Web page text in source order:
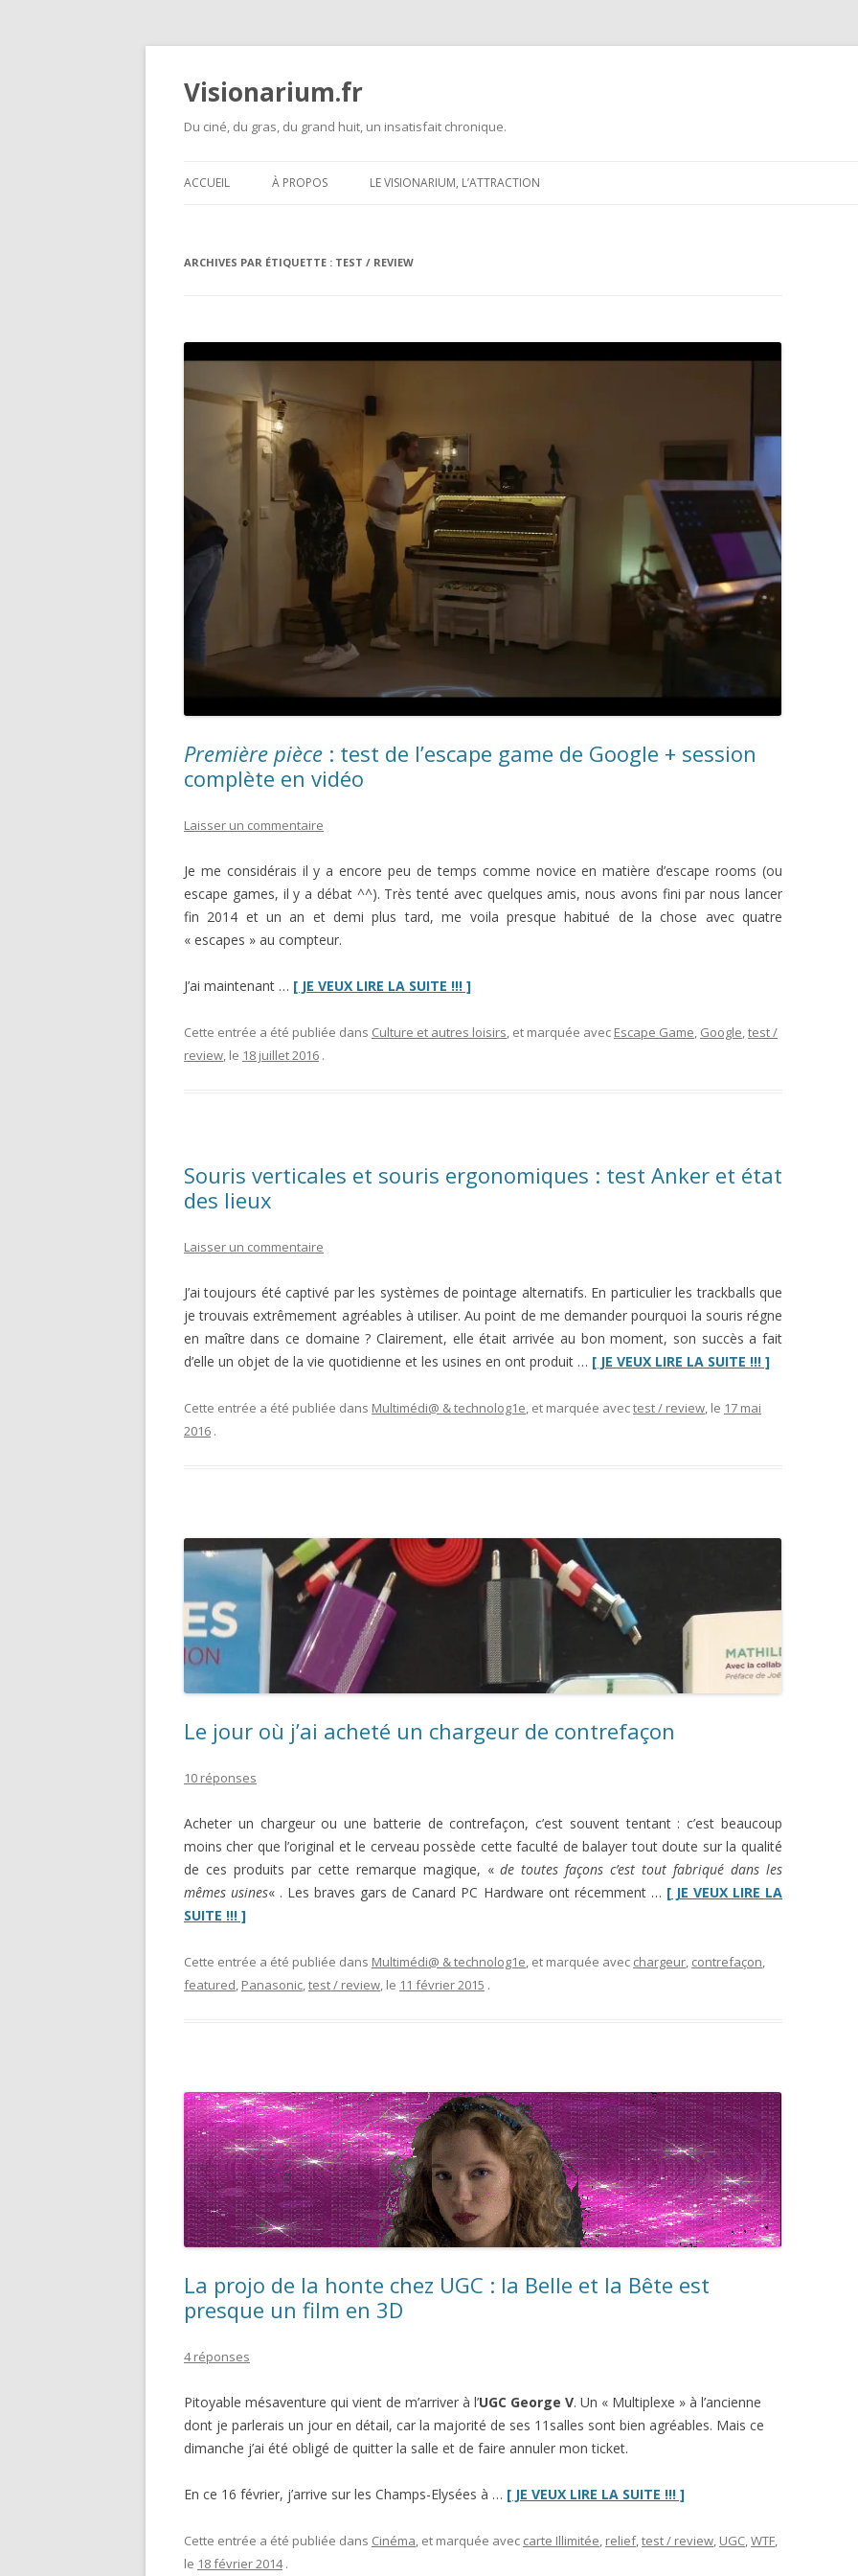
Visionarium.fr
Du ciné, du gras, du grand huit, un insatisfait chronique.
ACCUEIL À PROPOS LE VISIONARIUM, L’ATTRACTION
ARCHIVES PAR ÉTIQUETTE : TEST / REVIEW
Première pièce : test de l’escape game de Google + session
complète en vidéo
Laisser un commentaire
Je me considérais il y a encore peu de temps comme novice en matière d’escape rooms (ou
escape games, il y a débat ^^). Très tenté avec quelques amis, nous avons fini par nous lancer
fin 2014 et un an et demi plus tard, me voila presque habitué de la chose avec quatre
« escapes » au compteur.
J’ai maintenant … [ JE VEUX LIRE LA SUITE !!! ]“
Google
+
vidéo”
Cette entrée a été publiée dans Culture et autres loisirs, et marquée avec Escape Game, Google,test /
review, le 18 juillet 2016 .
Souris verticales et souris ergonomiques : test Anker et état
des lieux
Laisser un commentaire
J’ai toujours été captivé par les systèmes de pointage alternatifs. En particulier les trackballs que
je trouvais extrêmement agréables à utiliser. Au point de me demander pourquoi la souris régne
en maître dans ce domaine ? Clairement, elle était arrivée au bon moment, son succès a fait
d’elle un objet de la vie quotidienne et les usines en ont produit … [ JE VEUX LIRE LA SUITE !!! ]“Souris
et
lieux”
Cette entrée a été publiée dans Multimédi@ & technolog1e, et marquée avectest / review, le 17 mai
2016 .
Le jour où j’ai acheté un chargeur de contrefaçon
10 réponses
Acheter un chargeur ou une batterie de contrefaçon, c’est souvent tentant : c’est beaucoup
moins cher que l’original et le cerveau possède cette faculté de balayer tout doute sur la qualité
de ces produits par cette remarque magique, «de toutes façons c’est tout fabriqué dans les
mêmes usines« . Les braves gars de Canard PC Hardware ont récemment … [ JE VEUX LIRE LA
SUITE !!! ]“Le
où
j’ai
contrefaçon”
Cette entrée a été publiée dans Multimédi@ & technolog1e, et marquée avec chargeur, contrefaçon,
featured, Panasonic,test / review, le 11 février 2015 .
La projo de la honte chez UGC : la Belle et la Bête est
presque un film en 3D
4 réponses
Pitoyable mésaventure qui vient de m’arriver à l’UGC George V. Un « Multiplexe » à l’ancienne
dont je parlerais un jour en détail, car la majorité de ses 11 salles sont bien agréables. Mais ce
dimanche j’ai été obligé de quitter la salle et de faire annuler mon ticket.
En ce 16 février, j’arrive sur les Champs-Elysées à … [ JE VEUX LIRE LA SUITE !!! ]“La
de
Cette entrée a été publiée dans Cinéma, et marquée avec carte Illimitée, relief,test / review, UGC,WTF,
le 18 février 2014 .